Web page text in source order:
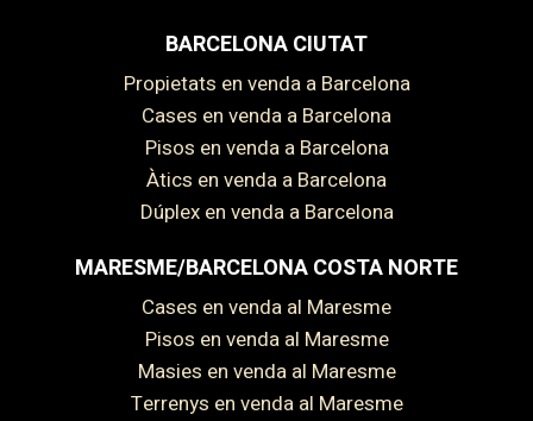
BARCELONA CIUTAT
Propietats en venda a Barcelona
Cases en venda a Barcelona
Pisos en venda a Barcelona
Àtics en venda a Barcelona
Dúplex en venda a Barcelona
MARESME/BARCELONA COSTA NORTE
Cases en venda al Maresme
Pisos en venda al Maresme
Masies en venda al Maresme
Terrenys en venda al Maresme